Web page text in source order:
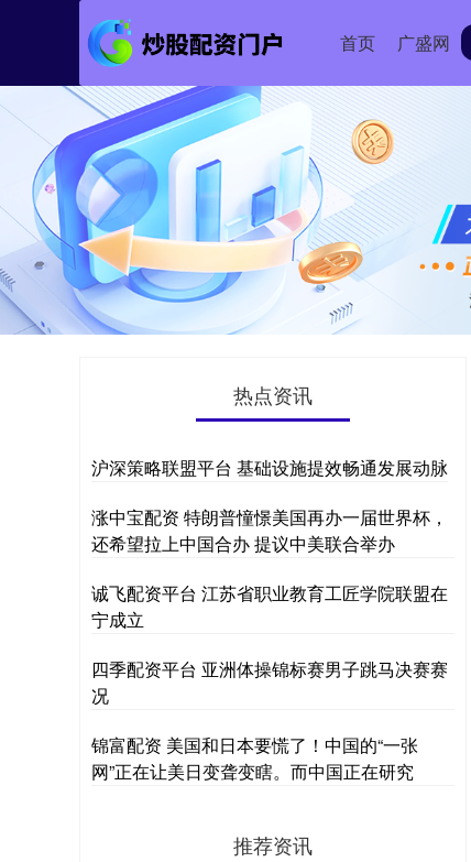
首页 广盛网
热点资讯
沪深策略联盟平台 基础设施提效畅通发展动脉
涨中宝配资 特朗普憧憬美国再办一届世界杯，
还希望拉上中国合办 提议中美联合举办
诚飞配资平台 江苏省职业教育工匠学院联盟在
宁成立
四季配资平台 亚洲体操锦标赛男子跳马决赛赛
况
锦富配资 美国和日本要慌了！中国的“一张
网”正在让美日变聋变瞎。而中国正在研究
推荐资讯